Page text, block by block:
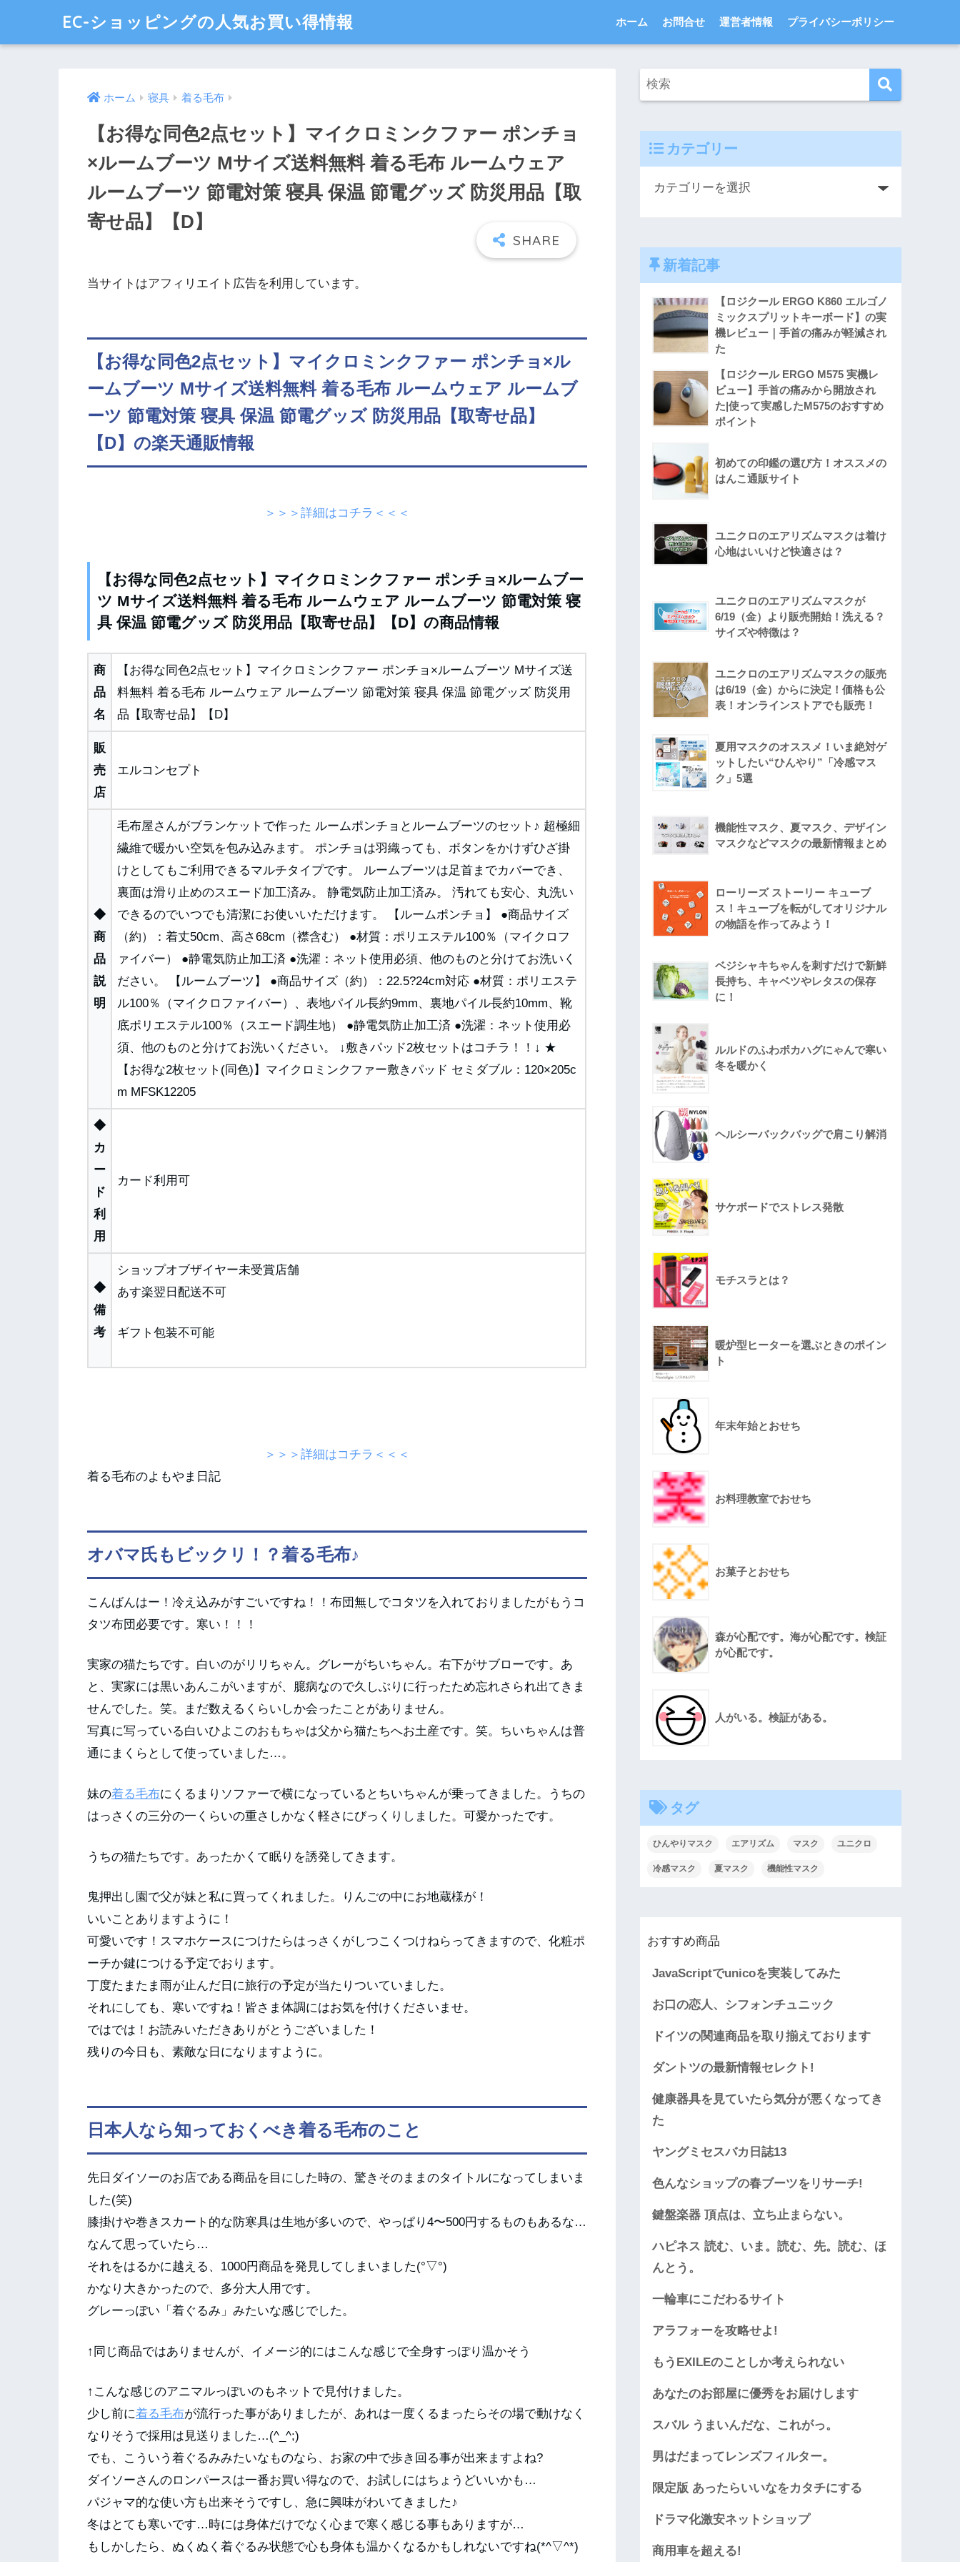
EC-ショッピングの人気お買い得情報 ホーム お問合せ 運営者情報 プライバシーポリシー
ホーム 寝具 着る毛布
【お得な同色2点セット】マイクロミンクファー ポンチョ
×ルームブーツ Mサイズ送料無料 着る毛布 ルームウェア
ルームブーツ 節電対策 寝具 保温 節電グッズ 防災用品【取
寄せ品】【D】
当サイトはアフィリエイト広告を利用しています。
【お得な同色2点セット】マイクロミンクファー ポンチョ×ル
ームブーツ Mサイズ送料無料 着る毛布 ルームウェア ルームブ
ーツ 節電対策 寝具 保温 節電グッズ 防災用品【取寄せ品】
【D】の楽天通販情報
＞＞＞詳細はコチラ＜＜＜
【お得な同色2点セット】マイクロミンクファー ポンチョ×ルームブー
ツ Mサイズ送料無料 着る毛布 ルームウェア ルームブーツ 節電対策 寝
具 保温 節電グッズ 防災用品【取寄せ品】【D】の商品情報
商
品
名
【お得な同色2点セット】マイクロミンクファー ポンチョ×ルームブーツ Mサイズ送
料無料 着る毛布 ルームウェア ルームブーツ 節電対策 寝具 保温 節電グッズ 防災用
品【取寄せ品】【D】
販
売
店
エルコンセプト
◆
商
品
説
明
毛布屋さんがブランケットで作った ルームポンチョとルームブーツのセット♪ 超極細
繊維で暖かい空気を包み込みます。 ポンチョは羽織っても、ボタンをかけずひざ掛
けとしてもご利用できるマルチタイプです。 ルームブーツは足首までカバーでき、
裏面は滑り止めのスエード加工済み。 静電気防止加工済み。 汚れても安心、丸洗い
できるのでいつでも清潔にお使いいただけます。 【ルームポンチョ】 ●商品サイズ
（約）：着丈50cm、高さ68cm（襟含む） ●材質：ポリエステル100％（マイクロフ
ァイバー） ●静電気防止加工済 ●洗濯：ネット使用必須、他のものと分けてお洗いく
ださい。 【ルームブーツ】 ●商品サイズ（約）：22.5?24cm対応 ●材質：ポリエステ
ル100％（マイクロファイバー）、表地パイル長約9mm、裏地パイル長約10mm、靴
底ポリエステル100％（スエード調生地） ●静電気防止加工済 ●洗濯：ネット使用必
須、他のものと分けてお洗いください。 ↓敷きパッド2枚セットはコチラ！！↓ ★
【お得な2枚セット(同色)】マイクロミンクファー敷きパッド セミダブル：120×205c
m MFSK12205
◆
カ
ー
ド
利
用
カード利用可
◆
備
考
ショップオブザイヤー未受賞店舗
あす楽翌日配送不可
ギフト包装不可能
＞＞＞詳細はコチラ＜＜＜
着る毛布のよもやま日記
オバマ氏もビックリ！？着る毛布♪
こんばんはー！冷え込みがすごいですね！！布団無しでコタツを入れておりましたがもうコ
タツ布団必要です。寒い！！！
実家の猫たちです。白いのがリリちゃん。グレーがちいちゃん。右下がサブローです。あ
と、実家には黒いあんこがいますが、臆病なので久しぶりに行ったため忘れさられ出てきま
せんでした。笑。まだ数えるくらいしか会ったことがありません。
写真に写っている白いひよこのおもちゃは父から猫たちへお土産です。笑。ちいちゃんは普
通にまくらとして使っていました…。
妹の着る毛布にくるまりソファーで横になっているとちいちゃんが乗ってきました。うちの
はっさくの三分の一くらいの重さしかなく軽さにびっくりしました。可愛かったです。
うちの猫たちです。あったかくて眠りを誘発してきます。
鬼押出し園で父が妹と私に買ってくれました。りんごの中にお地蔵様が！
いいことありますように！
可愛いです！スマホケースにつけたらはっさくがしつこくつけねらってきますので、化粧ポ
ーチか鍵につける予定でおります。
丁度たまたま雨が止んだ日に旅行の予定が当たりついていました。
それにしても、寒いですね！皆さま体調にはお気を付けくださいませ。
ではでは！お読みいただきありがとうございました！
残りの今日も、素敵な日になりますように。
日本人なら知っておくべき着る毛布のこと
先日ダイソーのお店である商品を目にした時の、驚きそのままのタイトルになってしまいま
した(笑)
膝掛けや巻きスカート的な防寒具は生地が多いので、やっぱり4〜500円するものもあるな…
なんて思っていたら…
それをはるかに越える、1000円商品を発見してしまいました(°▽°)
かなり大きかったので、多分大人用です。
グレーっぽい「着ぐるみ」みたいな感じでした。
↑同じ商品ではありませんが、イメージ的にはこんな感じで全身すっぽり温かそう
↑こんな感じのアニマルっぽいのもネットで見付けました。
少し前に着る毛布が流行った事がありましたが、あれは一度くるまったらその場で動けなく
なりそうで採用は見送りました…(^_^;)
でも、こういう着ぐるみみたいなものなら、お家の中で歩き回る事が出来ますよね?
ダイソーさんのロンパースは一番お買い得なので、お試しにはちょうどいいかも…
パジャマ的な使い方も出来そうですし、急に興味がわいてきました♪
冬はとても寒いです…時には身体だけでなく心まで寒く感じる事もありますが…
もしかしたら、ぬくぬく着ぐるみ状態で心も身体も温かくなるかもしれないですね(*^▽^*)
カテゴリー
新着記事
【ロジクール ERGO K860 エルゴノ
ミックスプリットキーボード】の実
機レビュー｜手首の痛みが軽減され
た
【ロジクール ERGO M575 実機レ
ビュー】手首の痛みから開放され
た|使って実感したM575のおすすめ
ポイント
初めての印鑑の選び方！オススメの
はんこ通販サイト
ユニクロのエアリズムマスクは着け
心地はいいけど快適さは？
ユニクロのエアリズムマスクが
6/19（金）より販売開始！洗える？
サイズや特徴は？
ユニクロのエアリズムマスクの販売
は6/19（金）からに決定！価格も公
表！オンラインストアでも販売！
夏用マスクのオススメ！いま絶対ゲ
ットしたい“ひんやり”「冷感マス
ク」5選
機能性マスク、夏マスク、デザイン
マスクなどマスクの最新情報まとめ
ローリーズ ストーリー キューブ
ス！キューブを転がしてオリジナル
の物語を作ってみよう！
ベジシャキちゃんを刺すだけで新鮮
長持ち、キャベツやレタスの保存
に！
ルルドのふわポカハグにゃんで寒い
冬を暖かく
ヘルシーバックバッグで肩こり解消
サケボードでストレス発散
モチスラとは？
暖炉型ヒーターを選ぶときのポイン
ト
年末年始とおせち
お料理教室でおせち
お菓子とおせち
森が心配です。海が心配です。検証
が心配です。
人がいる。検証がある。
タグ
ひんやりマスク エアリズム マスク ユニクロ
冷感マスク 夏マスク 機能性マスク
おすすめ商品
JavaScriptでunicoを実装してみた
お口の恋人、シフォンチュニック
ドイツの関連商品を取り揃えております
ダントツの最新情報セレクト!
健康器具を見ていたら気分が悪くなってき
た
ヤングミセスバカ日誌13
色んなショップの春ブーツをリサーチ!
鍵盤楽器 頂点は、立ち止まらない。
ハピネス 読む、いま。読む、先。読む、ほ
んとう。
一輪車にこだわるサイト
アラフォーを攻略せよ!
もうEXILEのことしか考えられない
あなたのお部屋に優秀をお届けします
スバル うまいんだな、これがっ。
男はだまってレンズフィルター。
限定版 あったらいいなをカタチにする
ドラマ化激安ネットショップ
商用車を超える!